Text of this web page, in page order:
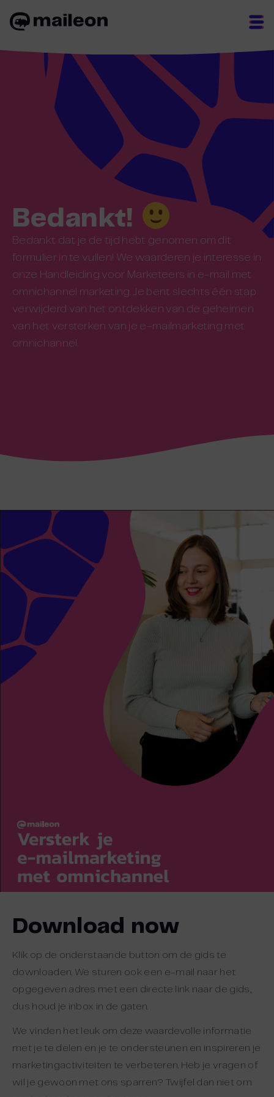
Bedankt!
Bedankt dat je de tijd hebt genomen om dit
formulier in te vullen! We waarderen je interesse in
onze Handleiding voor Marketeers in e-mail met
omnichannel marketing. Je bent slechts één stap
verwijderd van het ontdekken van de geheimen
van het versterken van je e-mailmarketing met
omnichannel.
Download now
Klik op de onderstaande button om de gids te
downloaden. We sturen ook een e-mail naar het
opgegeven adres met een directe link naar de gids,
dus houd je inbox in de gaten.
We vinden het leuk om deze waardevolle informatie
met je te delen en je te ondersteunen en inspireren je
marketingactiviteiten te verbeteren. Heb je vragen of
wil je gewoon met ons sparren? Twijfel dan niet om